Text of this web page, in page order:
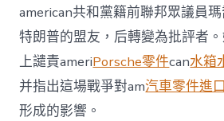
american共和黨籍前聯邦眾議員瑪
特朗普的盟友，后轉變為批評者
上譴責ameriPorsche零件can水箱
并指出這場戰爭對am汽車零件進
形成的影響。